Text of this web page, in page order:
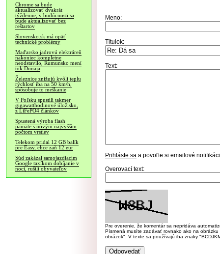
Chrome sa bude
aktualizovať dvakrát
týždenne, v budúcnosti sa
bude aktualizovať bez
reštartov
Slovensko.sk má opäť
technické problémy
Maďarsko jadrovú elektráreň
nakoniec kompletne
neodstavilo, Rumunsko mení
tok Dunaja
Železnice znižujú kvôli teplu
rýchlosť iba na 50 km/h,
spôsobuje to meškanie
V Poľsku spustili takmer
gigawatthodinové úložisko,
z LiFePO4 článkov
Spustená výroba flash
pamäte s novým najvyšším
počtom vrstiev
Telekom pridal 12 GB balík
pre Easy, chce zaň 12 eur
Súd zakázal samojazdiacim
Google taxíkom dobíjanie v
noci, rušili obyvateľov
Meno:
Titulok:
Text:
Prihláste sa a povoľte si emailové
Overovací text:
Pre overenie, že komentár sa nepridáva
Písmená musíte zadávať rovnako ako na
obrázok". V texte sa používajú iba znaky